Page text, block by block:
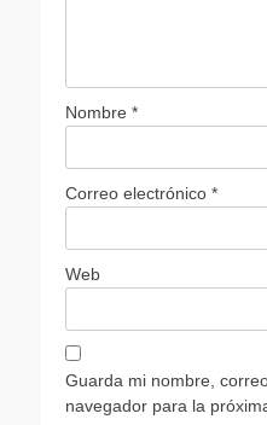
Nombre *
Correo electrónico *
Web
Guarda mi nombre,
navegador para la